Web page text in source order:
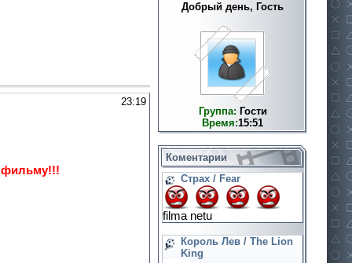
23:19
фильму!!!
Добрый день, Гость
Группа: Гости
Время:15:51
Коментарии
Страх / Fear
filma netu
Король Лев / The Lion
King